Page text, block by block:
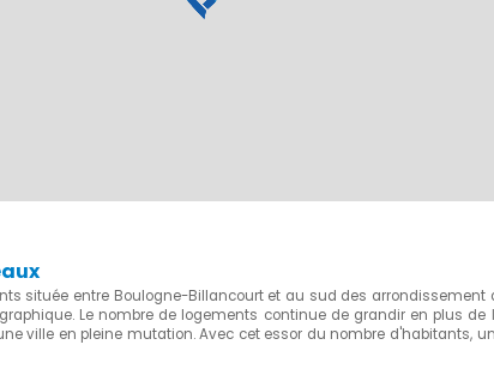
située entre Boulogne-Billancourt et au sud des arrondissement
Le nombre de logements continue de grandir en plus de
ville en pleine mutation. Avec cet essor du nombre d'habitants,